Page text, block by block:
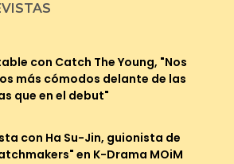
con Catch The Young, "Nos
más cómodos delante de las
que en el debut"
con Ha Su-Jin, guionista de
en K-Drama MOiM